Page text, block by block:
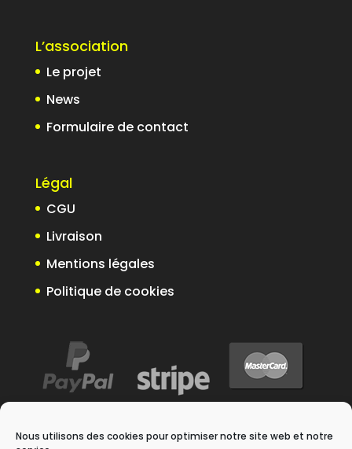
Nous utilisons des cookies pour optimiser notre site web et notre
L’association
Le projet
News
Formulaire de contact
Légal
CGU
Livraison
Mentions légales
Politique de cookies